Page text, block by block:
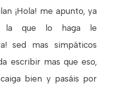
¡Hola! me apunto, ya
que lo haga le
sed mas simpáticos
escribir mas que eso,
bien y pasáis por